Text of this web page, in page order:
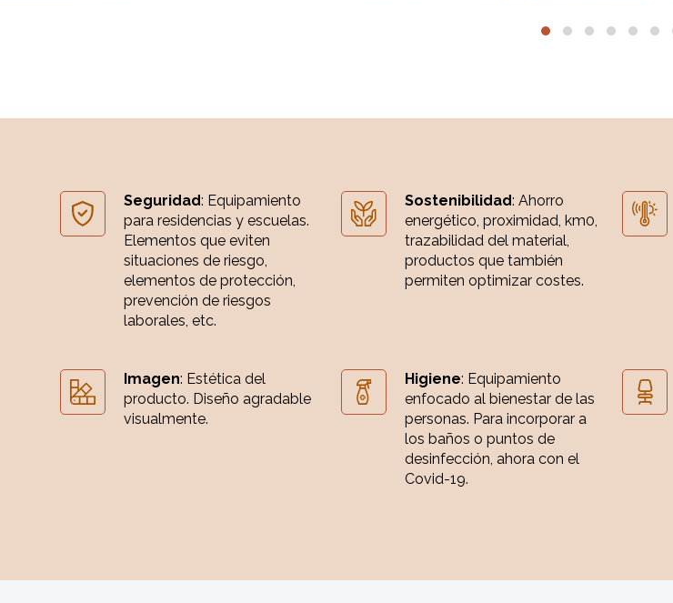
Seguridad: Equipamiento
para residencias y escuelas.
Elementos que eviten
situaciones de riesgo,
elementos de protección,
prevención de riesgos
laborales, etc.
Sostenibilidad: Ahorro
energético, proximidad, km0,
trazabilidad del material,
productos que también
permiten optimizar costes.
Imagen: Estética del
producto. Diseño agradable
visualmente.
Higiene: Equipamiento
enfocado al bienestar de las
personas. Para incorporar a
los baños o puntos de
desinfección, ahora con el
Covid-19.